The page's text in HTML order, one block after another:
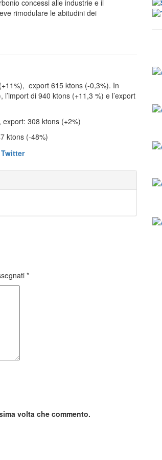
concessi alle industrie e il
rimodulare le abitudini dei
export 615 ktons (-0,3%). In
di 940 ktons (+11,3 %) e l’export
308 ktons (+2%)
ktons (-48%)
*
volta che commento.